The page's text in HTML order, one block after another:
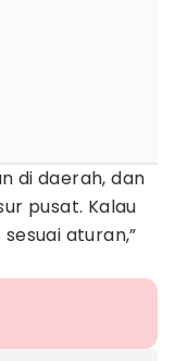
di daerah, dan
pusat. Kalau
aturan,”